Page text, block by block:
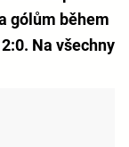
gólům během
Na všechny